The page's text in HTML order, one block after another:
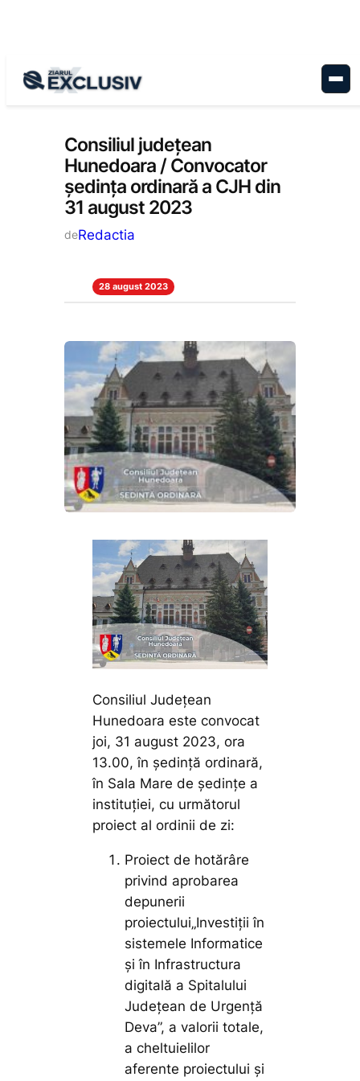
Anunțuri, Stiri la zi
Consiliul județean
Hunedoara / Convocator
ședința ordinară a CJH din
31 august 2023
deRedactia
28 august 2023
Consiliul Județean
Hunedoara este convocat
joi, 31 august 2023, ora
13.00, în ședință ordinară,
în Sala Mare de ședințe a
instituției, cu următorul
proiect al ordinii de zi:
Proiect de hotărâre
privind aprobarea
depunerii
proiectului„Investiții în
sistemele Informatice
și în Infrastructura
digitală a Spitalului
Județean de Urgență
Deva”, a valorii totale,
a cheltuielilor
aferente proiectului și